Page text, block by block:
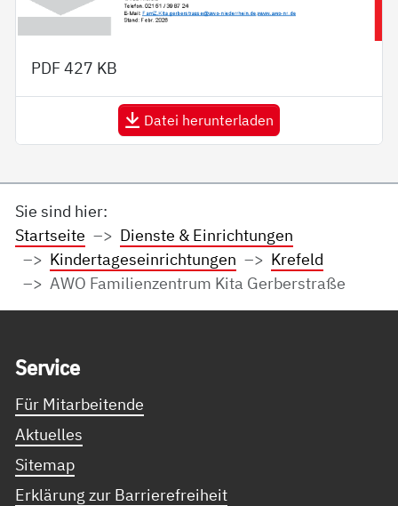
PDF427 KB
Datei herunterladen
Sie sind hier:
Startseite
Dienste & Einrichtungen
Kindertageseinrichtungen
Krefeld
AWO Familienzentrum Kita Gerberstraße
Ser­vice
Für Mitarbeitende
Aktuelles
Sitemap
Erklärung zur Barrierefreiheit